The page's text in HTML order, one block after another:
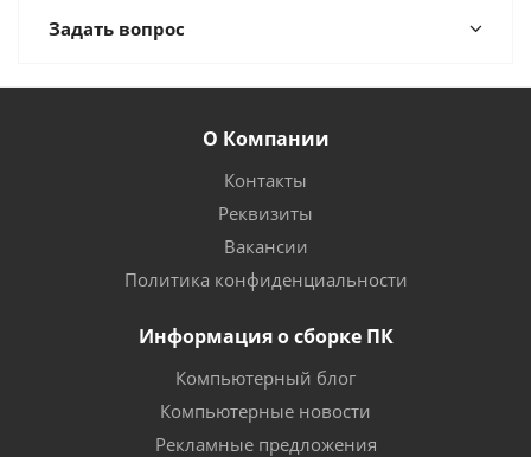
Задать вопрос
О Компании
Контакты
Реквизиты
Вакансии
Политика конфиденциальности
Информация о сборке ПК
Компьютерный блог
Компьютерные новости
Рекламные предложения